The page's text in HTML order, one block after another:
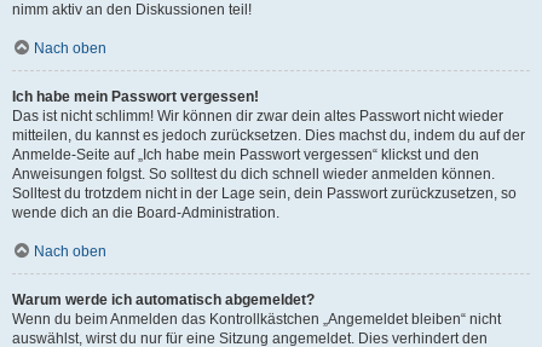
nimm aktiv an den Diskussionen teil!
Nach oben
Ich habe mein Passwort vergessen!
Das ist nicht schlimm! Wir können dir zwar dein altes Passwort nicht wieder
mitteilen, du kannst es jedoch zurücksetzen. Dies machst du, indem du auf der
Anmelde-Seite auf „Ich habe mein Passwort vergessen“ klickst und den
Anweisungen folgst. So solltest du dich schnell wieder anmelden können.
Solltest du trotzdem nicht in der Lage sein, dein Passwort zurückzusetzen, so
wende dich an die Board-Administration.
Nach oben
Warum werde ich automatisch abgemeldet?
Wenn du beim Anmelden das Kontrollkästchen „Angemeldet bleiben“ nicht
auswählst, wirst du nur für eine Sitzung angemeldet. Dies verhindert den